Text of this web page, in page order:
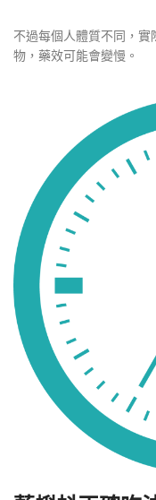
不過每個人體質不同，
物，藥效可能會變慢。